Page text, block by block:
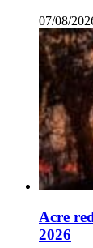
07/08/
Acre
2026